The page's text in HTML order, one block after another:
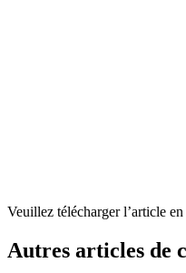
Veuillez télécharger l’article
Autres articles de